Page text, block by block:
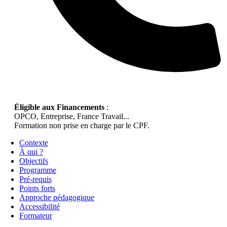
Éligible aux Financements :
OPCO, Entreprise, France Travail...
Formation non prise en charge par le CPF.
Contexte
À qui ?
Objectifs
Programme
Pré-requis
Points forts
Approche pédagogique
Accessibilité
Formateur